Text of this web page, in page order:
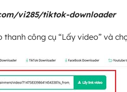
vi285/tiktok-downloader
công cụ “Lấy video” và